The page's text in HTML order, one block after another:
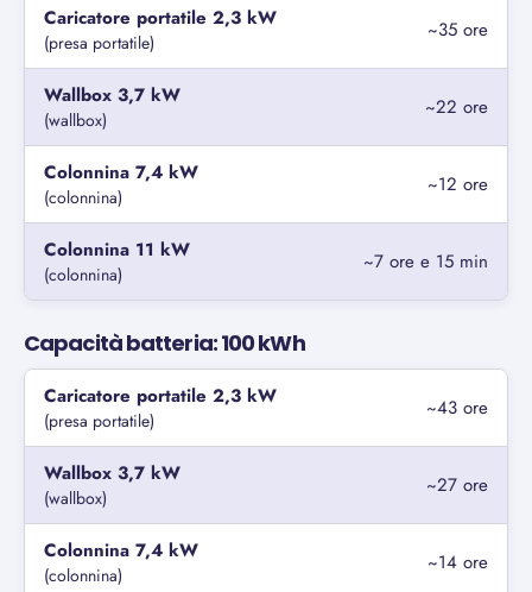
Caricatore portatile 2,3 kW
(presa portatile)
~35 ore
Wallbox 3,7 kW
(wallbox)
~22 ore
Colonnina 7,4 kW
(colonnina)
~12 ore
Colonnina 11 kW
(colonnina)
~7 ore e 15 min
Capacità batteria: 100 kWh
Caricatore portatile 2,3 kW
(presa portatile)
~43 ore
Wallbox 3,7 kW
(wallbox)
~27 ore
Colonnina 7,4 kW
(colonnina)
~14 ore